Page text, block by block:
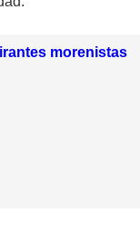
morenistas